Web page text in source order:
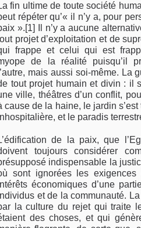
fin ultime de toute société
répéter qu’« il n’y a, pour
».[1] Il n’y a aucune
projet d’exploitation et de
frappe et celui qui est
de la réalité puisqu’il
mais aussi soi-même. La
tout projet humain et divin : il
ville, théâtres d’un conflit,
cause de la haine, le jardin
et le paradis
de la paix, que
toujours considérer
indispensable la
sont ignorées les
économiques d’une
et de la communauté.
la culture du rejet qui traite
des choses, et qui